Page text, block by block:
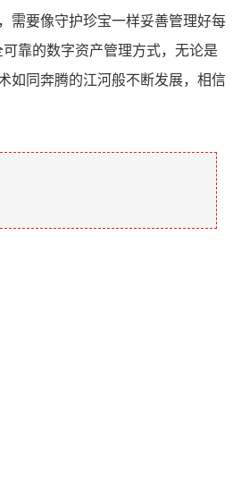
需要像守护珍宝一样妥善管理好每
靠的数字资产管理方式，无论是
如同奔腾的江河般不断发展，相信